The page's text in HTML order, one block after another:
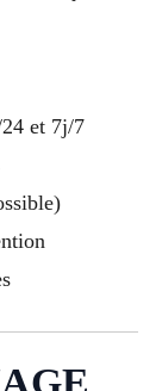
et 7j/7